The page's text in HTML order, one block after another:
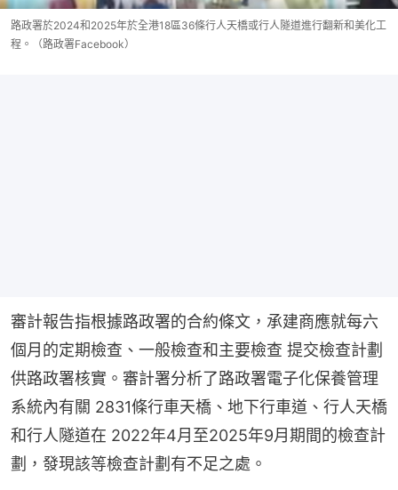
路政署於2024和2025年於全港18區36條行人天橋或行人隧道進行翻新和美化工
程。（路政署Facebook）
審計報告指根據路政署的合約條文，承建商應就每六
個月的定期檢查、一般檢查和主要檢查 提交檢查計劃
供路政署核實。審計署分析了路政署電子化保養管理
系統內有關 2831條行車天橋、地下行車道、行人天橋
和行人隧道在 2022年4月至2025年9月期間的檢查計
劃，發現該等檢查計劃有不足之處。